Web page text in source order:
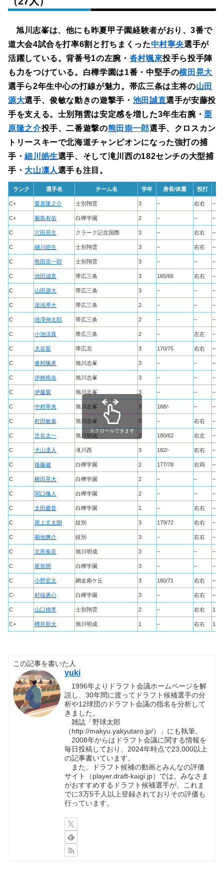
旭川志峯は、他にも昨夏甲子園経験者がおり、3番で
道大会4試合を打率6割と打ちまくった中村寧央選手が
活躍している。背番号1の左腕・ 沓村颯來投手ら投手陣
も力をつけている。白樺学園は1番・中堅手の横田晃大
選手ら2年生中心の打線が魅力。帯広三条は主将の山田
源大選手、俊敏な動きの遊撃手・ 池田誠直選手が安藤投
手を支える。士別翔雲は安定感を増した3年生右腕・栗
原隆之介投手、二番遊撃の熊田崇一郎選手、クロスカン
トリースキーで北海道チャンピオンになった強打の捕
手・細川皓生選手、そして滝川西の182センチの大型捕
手・ 大山凛人選手も注目。
ランク 選手名 チーム名 学年 身長/体重 投打 球
C+ 栗原隆之介 士別翔雲 3 – 右右 –
C+ 菊島有佑 白樺学園 2 – – –
C 穴田晃生 クラーク記念国際 3 – 右右 –
C 細川皓生 士別翔雲 3 – 右右 –
C 熊田崇一郎 士別翔雲 3 – – –
C 池田誠直 帯広三条 3 165/66 右右 –
C 山田源大 帯広三条 3 – – –
C 湯浅導大 帯広三条 2 – – –
C 境澤伸太郎 帯広三条 2 – – –
C 小池涼真 帯広三条 2 – 左左 –
C 大谷誓 帯広北 3 170/75 右右 –
C 沓村颯來 旭川志峯 3 – – –
C 伊林柊歩 旭川志峯 3 – – –
C 伊藤翼 旭川志峯 3 – – –
C 中村寧央 旭川志峯 3 168/- – –
C 村田敏泰 旭川志峯 3 – 右右 –
C 古谷太一 旭川明成 2 180/82 右左 –
C 大山凛人 滝川西 3 182/- 右右 –
C 後藤健 白樺学園 2 177/78 右両 –
C 横田晃大 白樺学園 2 – – –
C 関口颯人 白樺学園 2 – – –
C 太田慶音 白樺学園 1 – 右右 –
C 尾上丈太朗 紋別 3 179/72 右右 –
C 菊地爽介 紋別 3 – 右右 –
C 北所奏音 旭川明成 3 – – –
C 尾形開 白樺学園 3 – – –
C 小野宏太 網走南ケ丘 3 180/71 右右 –
C- 村端勇心 白樺学園 3 – 右右 –
C 山口桃李 士別翔雲 2 – 右右 134
C+ 樽井新太 旭川明成 1 – 右右 136
スクロールできます
この記事を書いた人
yuki
1996年よりドラフト会議ホームページを解
説し、30年間に渡ってドラフト候補選手の分
析や12球団のドラフト会議の指名を分析して
きました。
雑誌「野球太郎
（http://makyu.yakyutaro.jp/）」にも執筆。
2008年からはドラフト会議に関する情報を
毎日投稿しており、2024年時点で23,000以上
の記事書いています。
また、ドラフト候補の動画とみんなの評価
サイト（player.draft-kaigi.jp）では、みなさま
がおすすめするドラフト候補選手が、これま
でに3万5千人以上登録されておりその評価も
行っています。